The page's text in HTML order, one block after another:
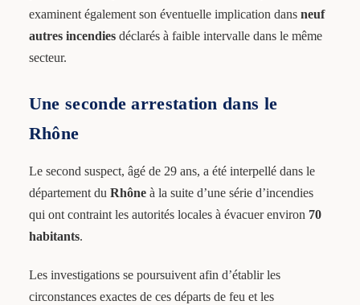
examinent également son éventuelle implication dans neuf
autres incendiesdéclarés à faible intervalle dans le même
secteur.
Une seconde arrestation dans le
Rhône
Le second suspect, âgé de 29 ans, a été interpellé dans le
département du Rhôneà la suite d’une série d’incendies
qui ont contraint les autorités locales à évacuer environ 70
habitants.
Les investigations se poursuivent afin d’établir les
circonstances exactes de ces départs de feu et les